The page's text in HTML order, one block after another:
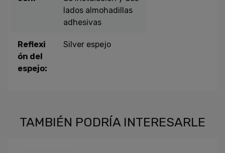
lados almohadillas
adhesivas
Reflexi
ón del
espejo:
Silver espejo
TAMBIÉN PODRÍA INTERESARLE